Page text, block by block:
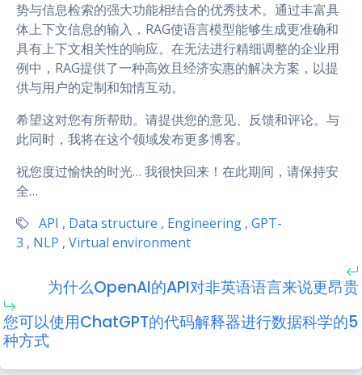
势与信息检索的强大功能相结合的优秀技术。通过丰富具
体上下文信息的输入，RAG使语言模型能够生成更准确和
具有上下文相关性的响应。在无法进行精细调整的企业用
例中，RAG提供了一种高效且经济实惠的解决方案，以提
供与用户的定制和知情互动。
希望这对您有所帮助。请提供您的意见、反馈和评论。与
此同时，我将在这个领域发布更多博客。
祝您度过愉快的时光… 我很快回来！在此期间，请保持安
全…
API , Data structure , Engineering , GPT-
3 , NLP , Virtual environment
为什么OpenAI的API对非英语语言来说更昂贵
您可以使用ChatGPT的代码解释器进行数据科学的5
种方式